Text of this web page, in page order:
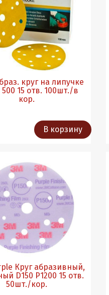
круг на липучке
100шт./в
кор.
В корзину
Круг абразивный,
P1200 15 отв.
50шт./кор.